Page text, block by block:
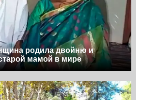
родила двойню и
мамой в мире